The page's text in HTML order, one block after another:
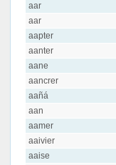
aar
aar
aapter
aanter
aane
aancrer
aañá
aan
aamer
aaivier
aaise